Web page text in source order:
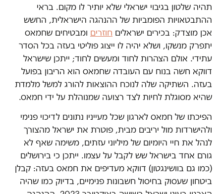
תהיה שלטון בגיבוי ישראלי שלא יותיר לו מקום. בראי
ההתבטאויות הפומביות של ההנהגה הישראלית, החשש
אכן מוצדק: בכירים ישראלים חוזרים ומבטיחים שחמאס
יתפרק מנשקו, ושלא יהיה לו ייצוג פוליטי בעזה בכל הסדר
עתידי. אולם הצהרות לחוד ומעשים לחוד; ייתכן שישראל
דווקא חשה בנוח עם העובדה שחמאס הוא הריבון בפועל
בעזה. השתיקה שלה לנוכח ההוצאות להורג למשל מלמדת
שהיא מסוגלת לחיות לצד רצועה שמנוהלת על ידי חמאס.
הפיכתו של חמאס לארגון שכל מעייניו נתונים לדיכוי פנימי
ולהישרדות מול יריבים מבית, פוטרת את ישראל מהצורך
לנהל את חיי היומיום של מיליוני עזתים, משימה שאף לא
גורם אחד בישראל שש לקבל על עצמו. ייתכן כי בירושלים
(כמו גם בוושינגטון) דווקא מעדיפים את חמאס בעזה: קבלן
ביטחון שעסוק בחיסול חשבונות פנימיים, בדיוק כמו שהיה